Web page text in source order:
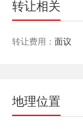
转让相关
转让费用： 面议
地理位置